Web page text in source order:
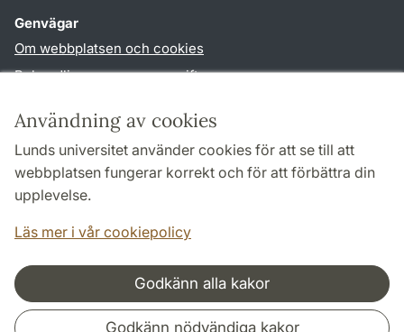
Användning av cookies
Lunds universitet använder cookies för att se till att
webbplatsen fungerar korrekt och för att förbättra din
upplevelse.
Läs mer i vår cookiepolicy
Godkänn alla kakor
Godkänn nödvändiga kakor
Genvägar
Om webbplatsen och cookies
Behandling av personuppgifter
TYPO3-login
Följ oss i sociala medier
Samarbeten och nätverk